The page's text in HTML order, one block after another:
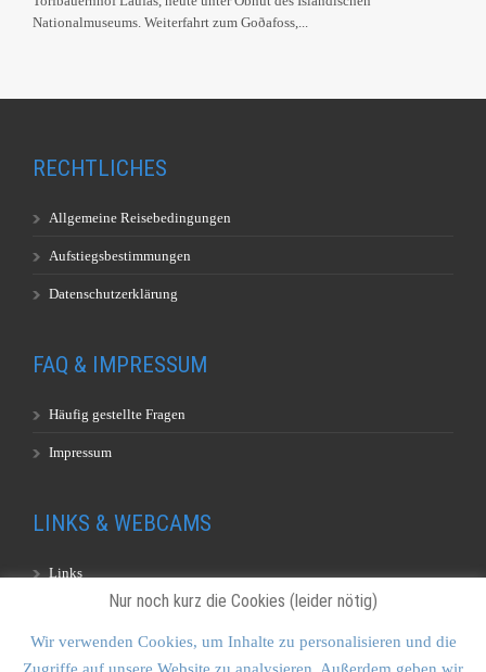
Nationalmuseums. Weiterfahrt zum Goðafoss,...
RECHTLICHES
Allgemeine Reisebedingungen
Aufstiegsbestimmungen
Datenschutzerklärung
FAQ & IMPRESSUM
Häufig gestellte Fragen
Impressum
LINKS & WEBCAMS
Links
Nur noch kurz die Cookies (leider nötig)
Wir verwenden Cookies, um Inhalte zu personalisieren und die
Zugriffe auf unsere Website zu analysieren. Außerdem geben wir